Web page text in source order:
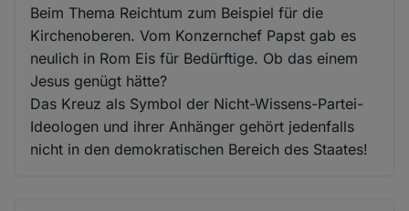
Beim Thema Reichtum zum Beispiel für die
Kirchenoberen. Vom Konzernchef Papst gab es
neulich in Rom Eis für Bedürftige. Ob das einem
Jesus genügt hätte?
Das Kreuz als Symbol der Nicht-Wissens-Partei-
Ideologen und ihrer Anhänger gehört jedenfalls
nicht in den demokratischen Bereich des Staates!